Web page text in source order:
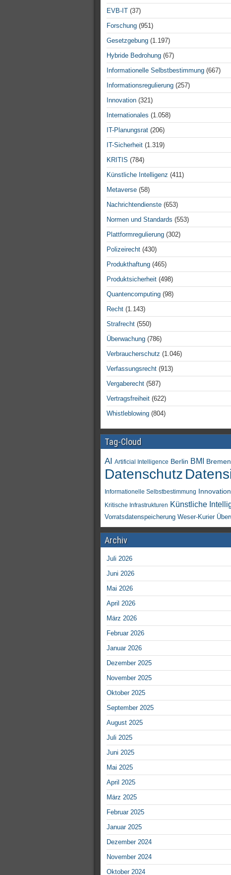
EVB-IT (37)
Forschung (951)
Gesetzgebung (1.197)
Hybride Bedrohung (67)
Informationelle Selbstbestimmung (667)
Informationsregulierung (257)
Innovation (321)
Internationales (1.058)
IT-Planungsrat (206)
IT-Sicherheit (1.319)
KRITIS (784)
Künstliche Intelligenz (411)
Metaverse (58)
Nachrichtendienste (653)
Normen und Standards (553)
Plattformregulierung (302)
Polizeirecht (430)
Produkthaftung (465)
Produktsicherheit (498)
Quantencomputing (98)
Recht (1.143)
Strafrecht (550)
Überwachung (786)
Verbraucherschutz (1.046)
Verfassungsrecht (913)
Vergaberecht (587)
Vertragsfreiheit (622)
Whistleblowing (804)
Tag-Cloud
AI Artificial Intelligence Berlin BMI Bremen
Datenschutz
Informationelle Selbstbestimmung Innovation
Kritische Infrastrukturen Künstliche
Vorratsdatenspeicherung Weser-Kurier
Archiv
Juli 2026
Juni 2026
Mai 2026
April 2026
März 2026
Februar 2026
Januar 2026
Dezember 2025
November 2025
Oktober 2025
September 2025
August 2025
Juli 2025
Juni 2025
Mai 2025
April 2025
März 2025
Februar 2025
Januar 2025
Dezember 2024
November 2024
Oktober 2024